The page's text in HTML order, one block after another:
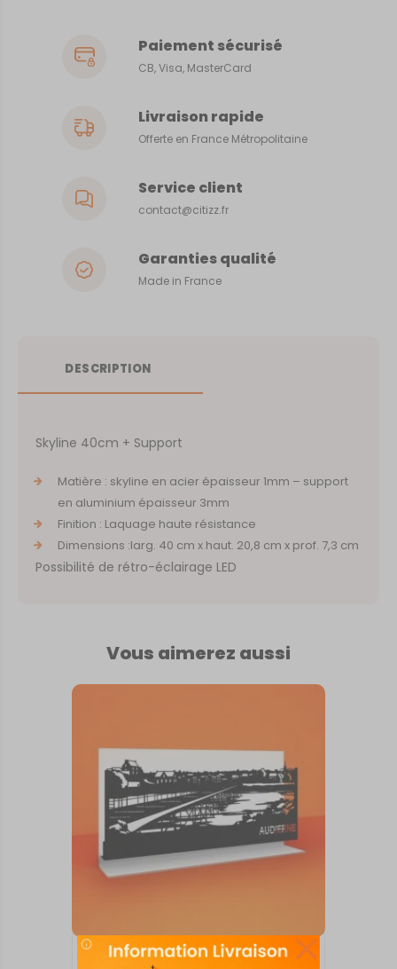
Paiement sécurisé
CB, Visa, MasterCard
Livraison rapide
Offerte en France Métropolitaine
Service client
contact@citizz.fr
Garanties qualité
Made in France
DESCRIPTION
Skyline 40cm + Support
Matière : skyline en acier épaisseur 1mm – support
en aluminium épaisseur 3mm
Finition : Laquage haute résistance
Dimensions :larg. 40 cm x haut. 20,8 cm x prof. 7,3 cm
Possibilité de rétro-éclairage LED
Vous aimerez aussi
SKYLINE SUR SOCLE